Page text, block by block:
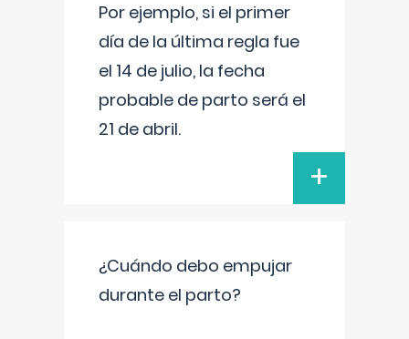
Por ejemplo, si el primer
día de la última regla fue
el 14 de julio, la fecha
probable de parto será el
21 de abril.
+
¿Cuándo debo empujar
durante el parto?